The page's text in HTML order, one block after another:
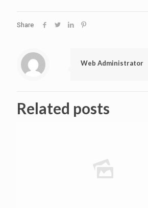
Share
Web Administrator
Related posts